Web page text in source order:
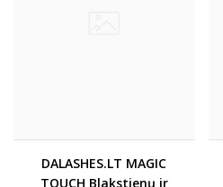
DALASHES.LT MAGIC
TOUCH Blakstienų ir